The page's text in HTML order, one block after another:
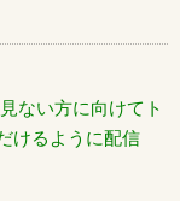
ない方に向けてト
けるように配信